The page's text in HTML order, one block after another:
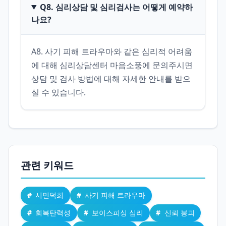
Q8. 심리상담 및 심리검사는 어떻게 예약하
나요?
A8. 사기 피해 트라우마와 같은 심리적 어려움
에 대해 심리상담센터 마음소풍에 문의주시면
상담 및 검사 방법에 대해 자세한 안내를 받으
실 수 있습니다.
관련 키워드
시민덕희
사기 피해 트라우마
회복탄력성
보이스피싱 심리
신뢰 붕괴